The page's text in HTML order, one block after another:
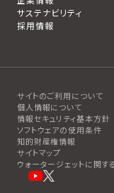
サステナビリティ
採用情報
サイトのご利用について
個人情報について
情報セキュリティ基本方針
ソフトウェアの使用条件
知的財産権情報
サイトマップ
ウォータージェットに関